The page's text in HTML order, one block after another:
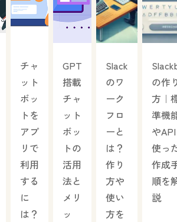
チャ
ット
ボッ
トを
アプ
リで
利用
する
に
は？
GPT
搭載
チャ
ット
ボッ
トの
活用
法と
メリ
ッ
Slack
のワ
ーク
フロ
ーと
は？
作り
方や
使い
方を
の作
方｜
準機
や
使っ
作成
順を
説